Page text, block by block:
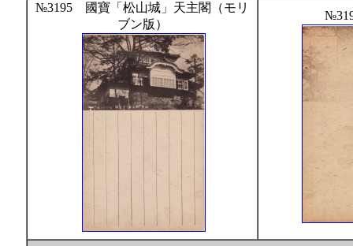
№3195 國寶「松山城」天主閣（モリ
ブン版）